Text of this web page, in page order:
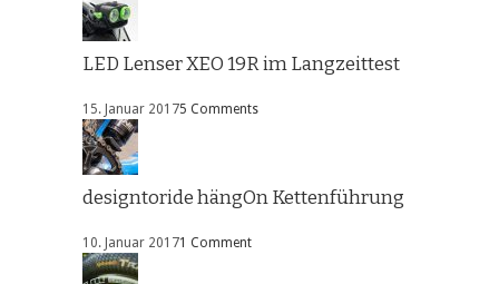
LED Lenser XEO 19R im Langzeittest
15. Januar 20175 Comments
designtoride hängOn Kettenführung
10. Januar 20171 Comment